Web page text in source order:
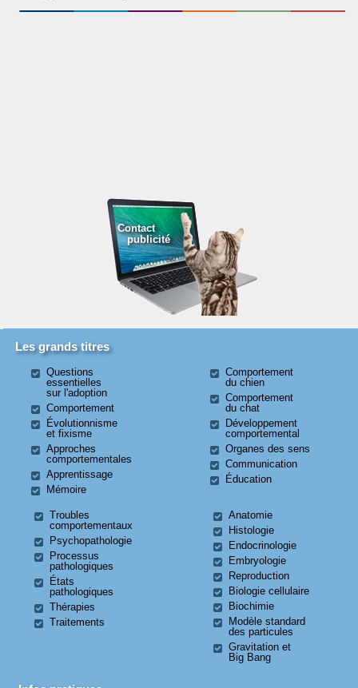
Contact
publicité
Les grands titres
Questions
essentielles
sur l'adoption
Comportement
Évolutionnisme
et fixisme
Approches
comportementales
Apprentissage
Mémoire
Comportement
du chien
Comportement
du chat
Développement
comportemental
Organes des sens
Communication
Éducation
Troubles
comportementaux
Psychopathologie
Processus
pathologiques
États
pathologiques
Thérapies
Traitements
Anatomie
Histologie
Endocrinologie
Embryologie
Reproduction
Biologie cellulaire
Biochimie
Modèle standard
des particules
Gravitation et
Big Bang